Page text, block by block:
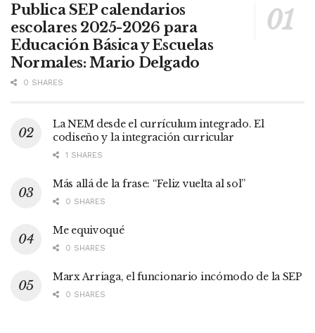
Publica SEP calendarios
escolares 2025-2026 para
Educación Básica y Escuelas
Normales: Mario Delgado
0 SHARES
La NEM desde el currículum integrado. El
codiseño y la integración curricular
1 SHARES
Más allá de la frase: “Feliz vuelta al sol”
0 SHARES
Me equivoqué
0 SHARES
Marx Arriaga, el funcionario incómodo de la SEP
0 SHARES